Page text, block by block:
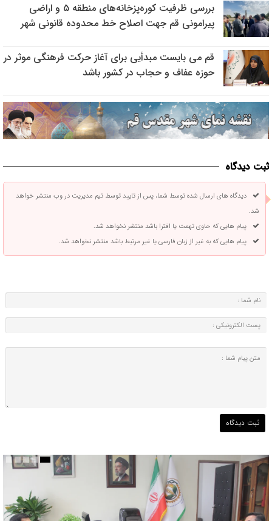
بررسی ظرفیت کوره‌پزخانه‌های منطقه ۵ و اراضی
پیرامونی قم جهت اصلاح خط محدوده قانونی شهر
قم می بایست مبدأیی برای آغاز حرکت فرهنگی موثر در
حوزه عفاف و حجاب در کشور باشد
ثبت دیدگاه
دیدگاه های ارسال شده توسط شما، پس از تایید توسط تیم مدیریت در وب منتشر خواهد
شد.
پیام هایی که حاوی تهمت یا افترا باشد منتشر نخواهد شد.
پیام هایی که به غیر از زبان فارسی یا غیر مرتبط باشد منتشر نخواهد شد.